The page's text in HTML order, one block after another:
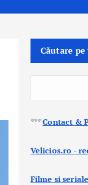
Căutare
***Contact &
Velicios.ro -
Filme si